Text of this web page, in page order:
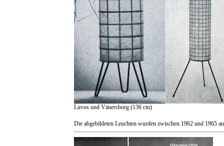
Luvos und Vänersborg (136 cm)
Die abgebildeten Leuchten wurden zwischen 1962 und 1965